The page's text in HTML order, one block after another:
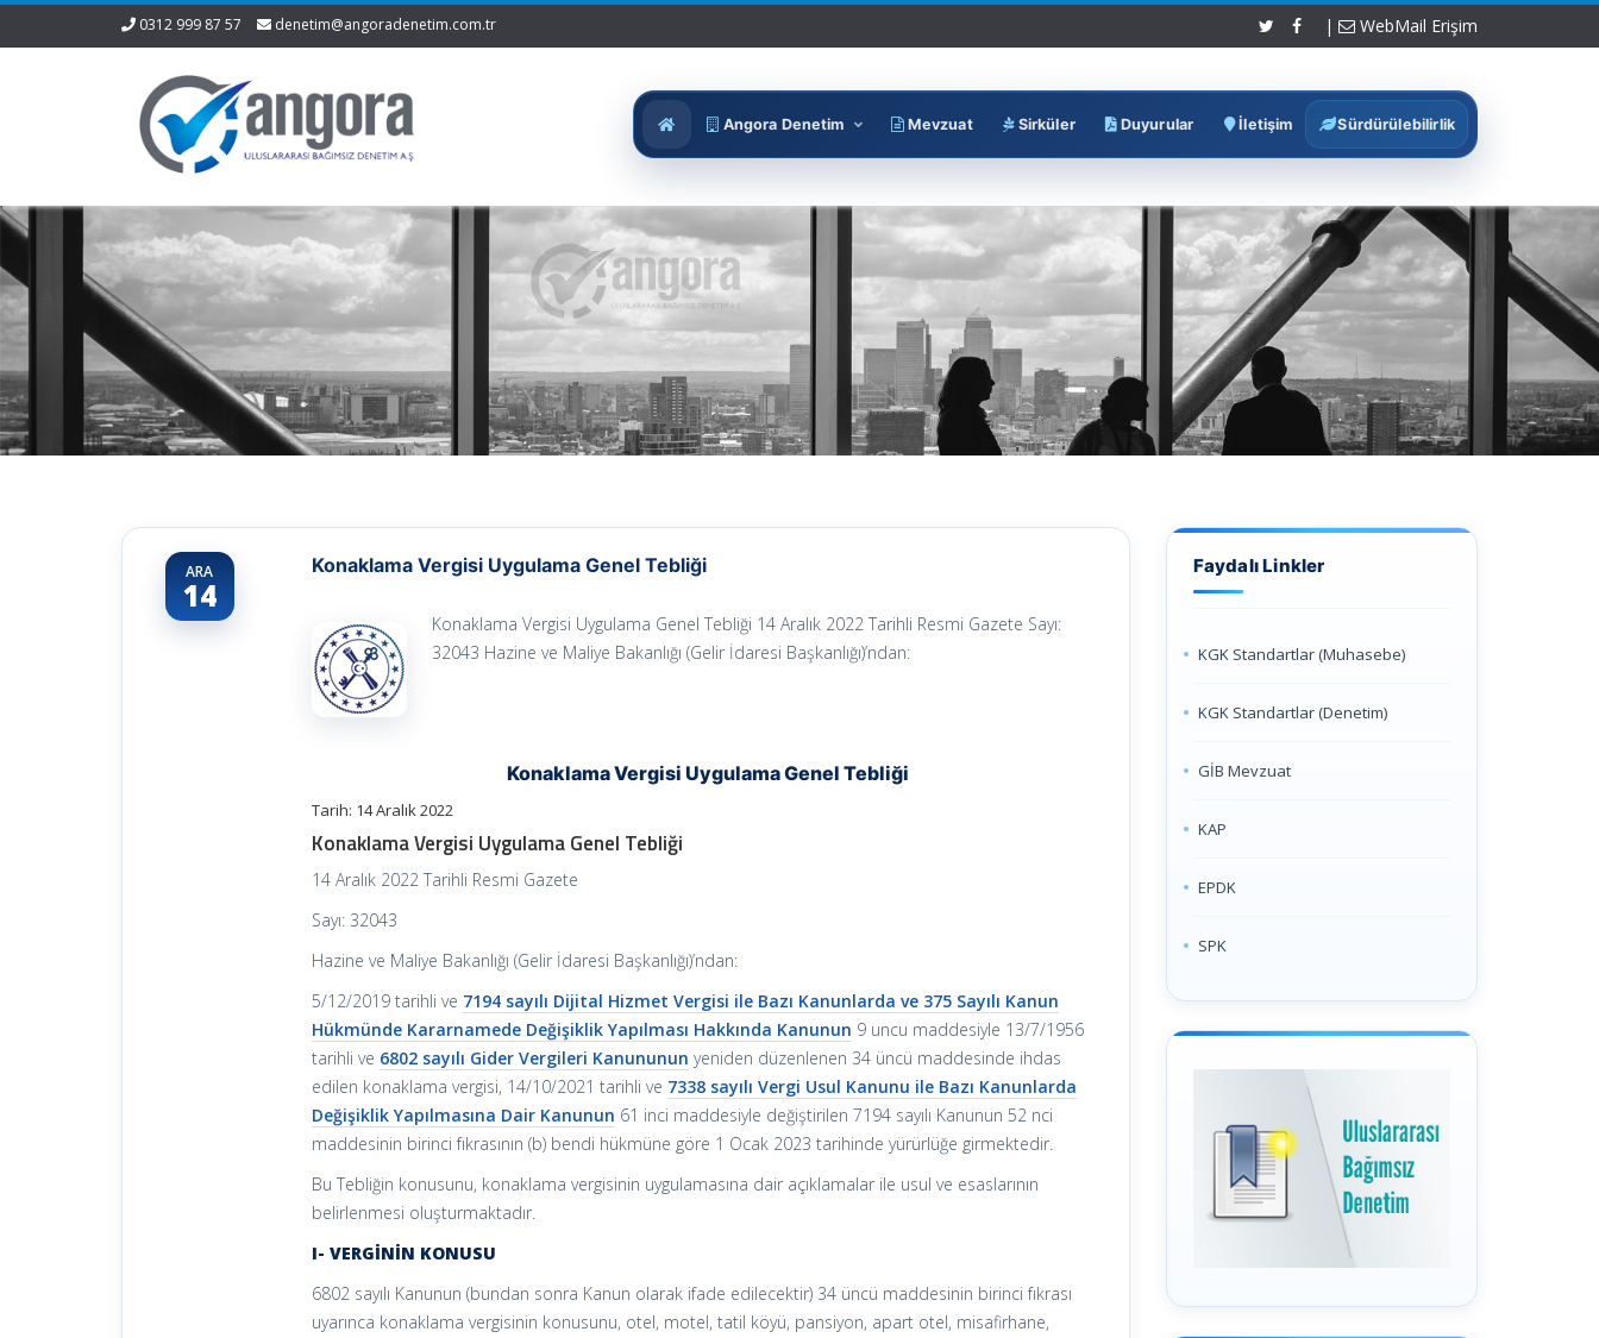
0312 999 87 57 denetim@angoradenetim.com.tr | WebMail Erişim
Angora Denetim Mevzuat Sirküler Duyurular İletişim Sürdürülebilirlik
ARA
14
Konaklama Vergisi Uygulama Genel Tebliği
Konaklama Vergisi Uygulama Genel Tebliği 14 Aralık 2022 Tarihli Resmi Gazete Sayı:
32043 Hazine ve Maliye Bakanlığı (Gelir İdaresi Başkanlığı)’ndan:
Konaklama Vergisi Uygulama Genel Tebliği
Tarih: 14 Aralık 2022
Konaklama Vergisi Uygulama Genel Tebliği
14 Aralık 2022 Tarihli Resmi Gazete
Sayı: 32043
Hazine ve Maliye Bakanlığı (Gelir İdaresi Başkanlığı)’ndan:
5/12/2019 tarihli ve 7194 sayılı Dijital Hizmet Vergisi ile Bazı Kanunlarda ve 375 Sayılı Kanun
Hükmünde Kararnamede Değişiklik Yapılması Hakkında Kanunun 9 uncu maddesiyle 13/7/1956
tarihli ve 6802 sayılı Gider Vergileri Kanununun yeniden düzenlenen 34 üncü maddesinde ihdas
edilen konaklama vergisi, 14/10/2021 tarihli ve 7338 sayılı Vergi Usul Kanunu ile Bazı Kanunlarda
Değişiklik Yapılmasına Dair Kanunun 61 inci maddesiyle değiştirilen 7194 sayılı Kanunun 52 nci
maddesinin birinci fıkrasının (b) bendi hükmüne göre 1 Ocak 2023 tarihinde yürürlüğe girmektedir.
Bu Tebliğin konusunu, konaklama vergisinin uygulamasına dair açıklamalar ile usul ve esaslarının
belirlenmesi oluşturmaktadır.
I- VERGİNİN KONUSU
6802 sayılı Kanunun (bundan sonra Kanun olarak ifade edilecektir) 34 üncü maddesinin birinci fıkrası
uyarınca konaklama vergisinin konusunu, otel, motel, tatil köyü, pansiyon, apart otel, misafirhane,
Faydalı Linkler
KGK Standartlar (Muhasebe)
KGK Standartlar (Denetim)
GİB Mevzuat
KAP
EPDK
SPK